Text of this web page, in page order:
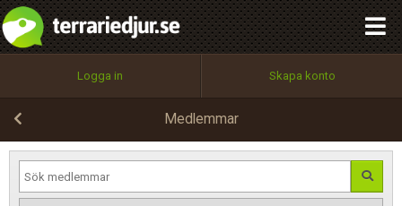
Logga in Skapa konto
Medlemmar
Utför
100%
OK
integritetspolicy
Namn:
Epost:
Användarnamn:
Begär nytt lösenord
Tillbaka till förstasidan